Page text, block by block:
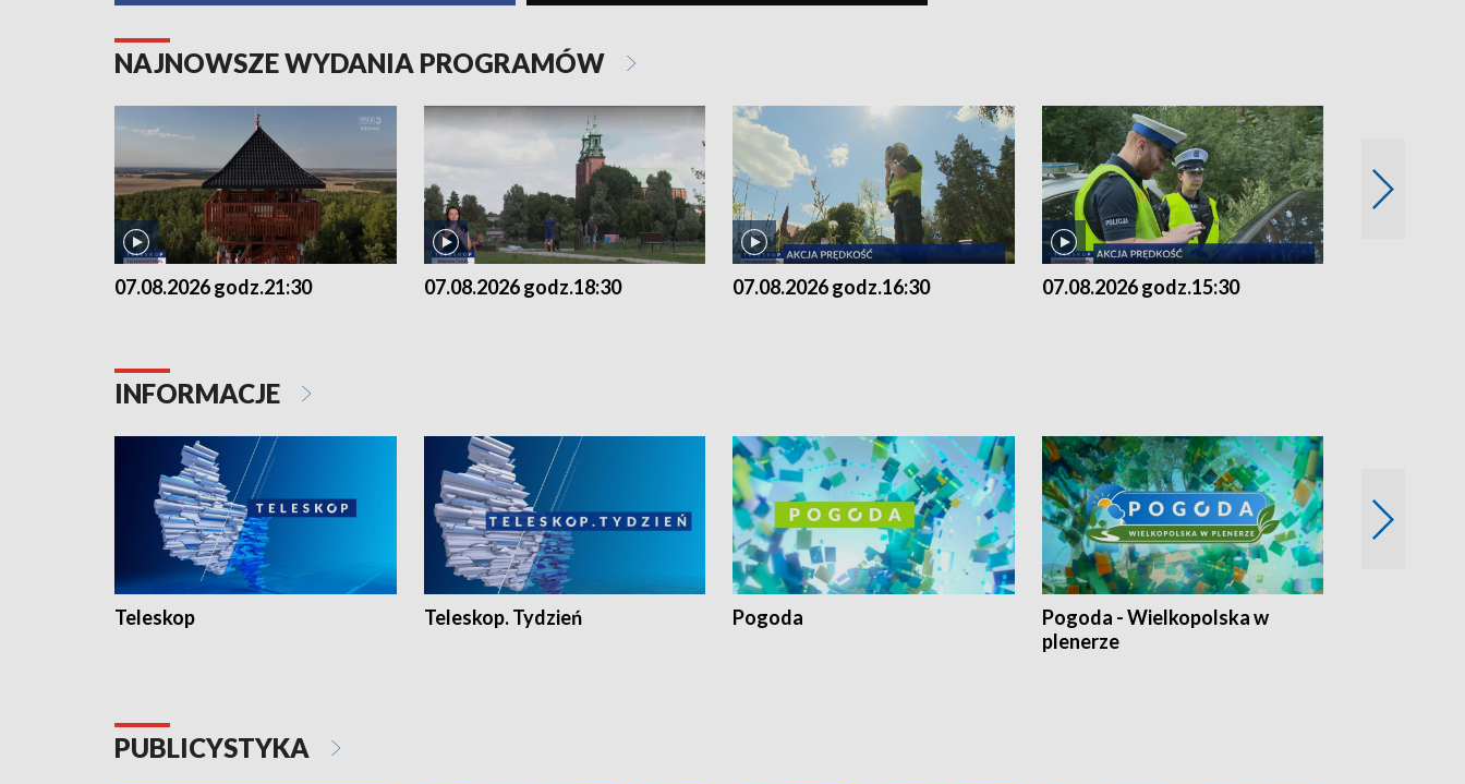
NAJNOWSZE WYDANIA PROGRAMÓW
07.08.2026 godz.21:30 07.08.2026 godz.18:30 07.08.2026 godz.16:30 07.08.2026 godz.15:30
INFORMACJE
Teleskop Teleskop. Tydzień Pogoda
Pogoda - Wielkopolska w
plenerze
PUBLICYSTYKA